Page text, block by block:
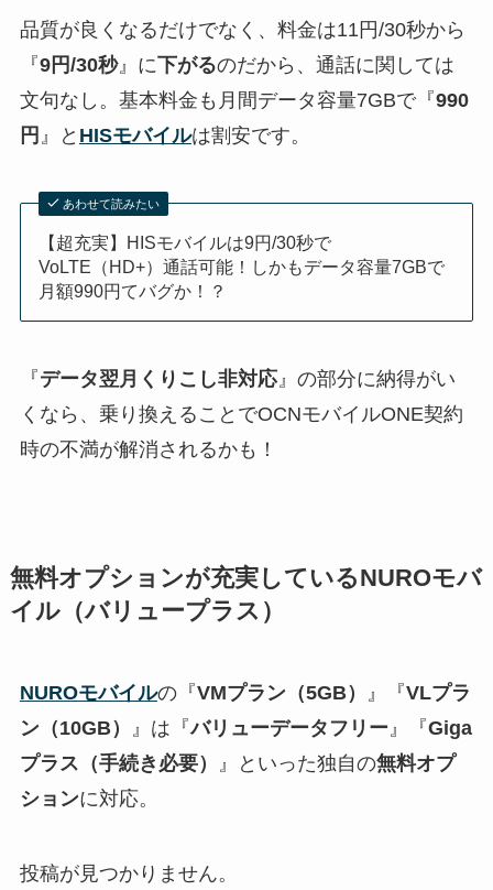
品質が良くなるだけでなく、料金は11円/30秒から
『9円/30秒』に下がるのだから、通話に関しては
文句なし。基本料金も月間データ容量7GBで『990
円 』と HISモバイルは割安です。
あわせて読みたい
【超充実】HISモバイルは9円/30秒で
VoLTE（HD+）通話可能！しかもデータ容量7GBで
月額990円てバグか！？
『データ翌月くりこし非対応』の部分に納得がい
くなら、乗り換えることでOCNモバイルONE契約
時の不満が解消されるかも！
無料オプションが充実しているNUROモバ
イル（バリュープラス）
NUROモバイルの『VMプラン（5GB） 』『VLプラ
ン（10GB）
』は『バリューデータフリー 』『Giga
プラス（手続き必要）
』といった独自の無料オプ
ションに対応。
投稿が見つかりません。